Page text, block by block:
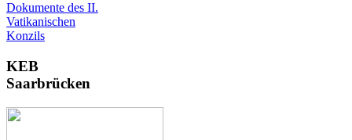
Dokumente des II.
Vatikanischen
Konzils
KEB
Saarbrücken